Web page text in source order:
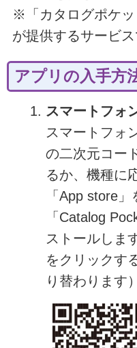
※「カタログポケ
が提供するサービス
アプリの入手方
スマートフォ
スマートフォ
の二次元コー
るか、機種に
「App store
「Catalog
ストールしま
をクリックす
り替わります）